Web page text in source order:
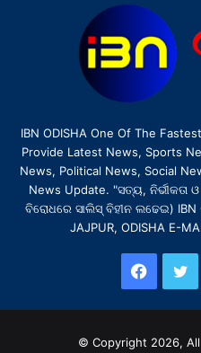
IBN ODISHA One Of The
Provide Latest News, Sports
News, Political News, Social
News Update. "ସତ୍ୟ,
ବିରୋଧରେ ସାଲିସ୍ ବିହୀନ ଲଢେଇ) IBN
JAJPUR, ODISHA E-
© Copyright 2026,